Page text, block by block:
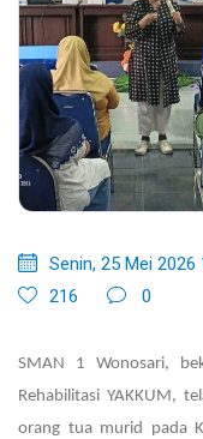
Senin, 25 Mei 2026
216
0
SMAN 1 Wonosari,
Rehabilitasi YAKKUM,
orang tua murid pada